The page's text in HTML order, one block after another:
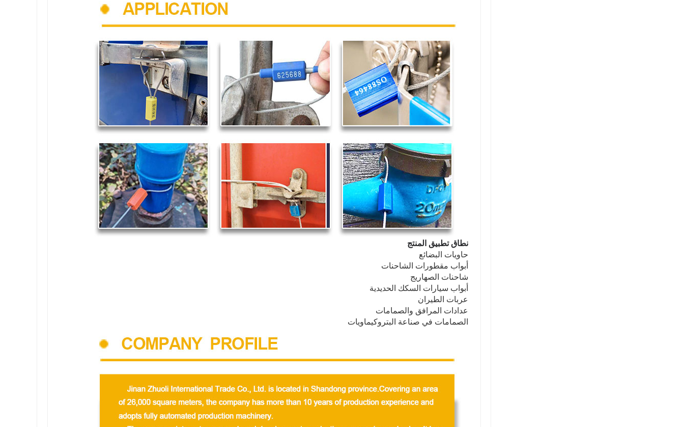
نطاق تطبيق المنتج
حاويات البضائع
أبواب مقطورات الشاحنات
شاحنات الصهاريج
أبواب سيارات السكك الحديدية
عربات الطيران
عدادات المرافق والصمامات
الصمامات في صناعة البتروكيماويات